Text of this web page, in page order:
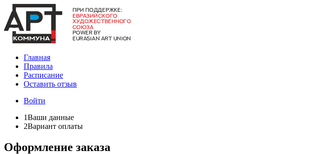
Главная
Правила
Расписание
Оставить отзыв
Войти
1Ваши данные
2Вариант оплаты
Оформление заказа